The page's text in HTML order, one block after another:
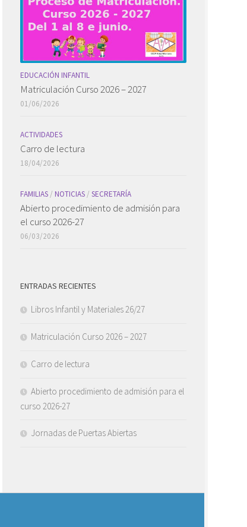
EDUCACIÓN INFANTIL
Matriculación Curso 2026 – 2027
01/06/2026
ACTIVIDADES
Carro de lectura
18/04/2026
FAMILIAS / NOTICIAS / SECRETARÍA
Abierto procedimiento de admisión para
el curso 2026-27
06/03/2026
ENTRADAS RECIENTES
Libros Infantil y Materiales 26/27
Matriculación Curso 2026 – 2027
Carro de lectura
Abierto procedimiento de admisión para el
curso 2026-27
Jornadas de Puertas Abiertas